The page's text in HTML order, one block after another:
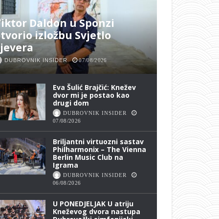
Daldon u Sponzi
izložbu Svjetlo
DUBROVNIK INSIDER 07/08/2026
Eva Šulić Brajčić: Knežev
dvor mi je postao kao
drugi dom
DUBROVNIK INSIDER
07/08/2026
Briljantni virtuozni sastav
Philharmonix – The Vienna
Berlin Music Club na
Igrama
DUBROVNIK INSIDER
06/08/2026
U PONEDJELJAK U atriju
Kneževog dvora nastupa